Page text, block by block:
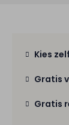
Kies
Gratis
Gratis